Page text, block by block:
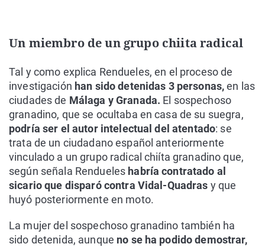
Un miembro de un grupo chiita radical
Tal y como explica Rendueles, en el proceso de
investigación han sido detenidas 3 personas,en las
ciudades de Málaga y Granada. El sospechoso
granadino, que se ocultaba en casa de su suegra,
podría ser el autor intelectual del atentado: se
trata de un ciudadano español anteriormente
vinculado a un grupo radical chiíta granadino que,
según señala Rendueles habría contratado al
sicario que disparó contra Vidal-Quadras y que
huyó posteriormente en moto.
La mujer del sospechoso granadino también ha
sido detenida, aunque no se ha podido demostrar,